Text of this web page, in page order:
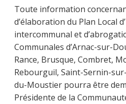
Toute information
d’élaboration du Plan Local
intercommunal et
Communales d’Arnac-sur-
Rance, Brusque, Combret,
Rebourguil, Saint-Sernin-
du-Moustier pourra être
Présidente de la